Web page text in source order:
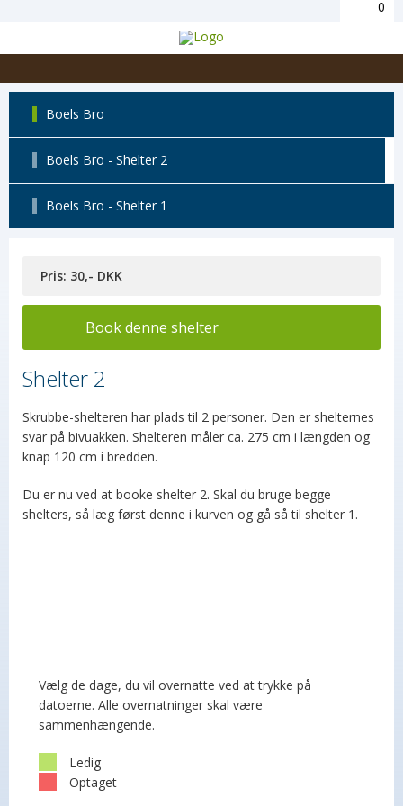
0
Boels Bro
Boels Bro - Shelter 2
Boels Bro - Shelter 1
Pris: 30,- DKK
Book denne shelter
Shelter 2
Skrubbe-shelteren har plads til 2 personer. Den er shelternes
svar på bivuakken. Shelteren måler ca. 275 cm i længden og
knap 120 cm i bredden.
Du er nu ved at booke shelter 2. Skal du bruge begge
shelters, så læg først denne i kurven og gå så til shelter 1.
Vælg de dage, du vil overnatte ved at trykke på
datoerne. Alle overnatninger skal være
sammenhængende.
Ledig
Optaget